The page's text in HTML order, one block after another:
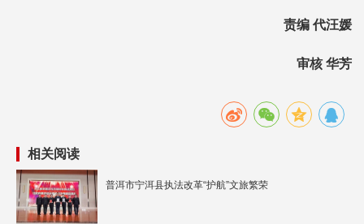
责编 代汪媛
审核 华芳
相关阅读
普洱市宁洱县执法改革“护航”文旅繁荣